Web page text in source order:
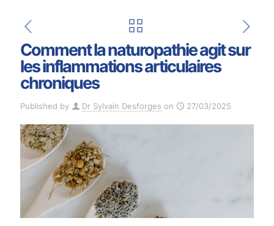
Comment la naturopathie agit sur
les inflammations articulaires
chroniques
Published by Dr Sylvain Desforges on 27/03/2025